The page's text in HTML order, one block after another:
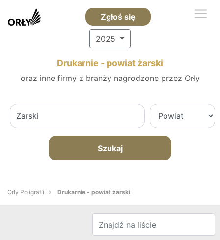
Zgłoś się
2025
Drukarnie - powiat żarski
oraz inne firmy z branży nagrodzone przez Orły
Szukaj
Orły Poligrafii Drukarnie - powiat żarski